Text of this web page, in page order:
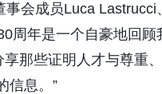
事会成员Luca
周年是一个自豪地回
享那些证明人才与尊重
信息。”